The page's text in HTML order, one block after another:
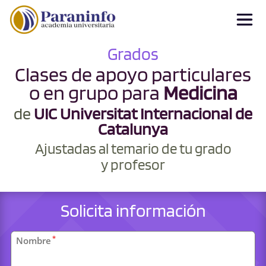
Grados
Clases de apoyo particulares
o en grupo para Medicina
de UIC Universitat Internacional de
Catalunya
Ajustadas al temario de tu grado
y profesor
Solicita información
Datos
personales
Nombre *